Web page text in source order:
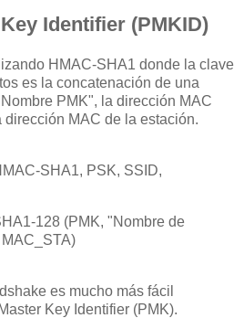
Identifier (PMKID)
HMAC-SHA1 donde la clave
es la concatenación de una
PMK", la dirección MAC
MAC de la estación.
SHA1, PSK, SSID,
128 (PMK, "Nombre de
es mucho más fácil
Key Identifier (PMK).